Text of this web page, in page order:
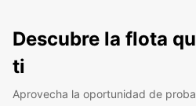
Descubre la flota
ti
Aprovecha la oportunidad de